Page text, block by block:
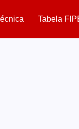
Tabela